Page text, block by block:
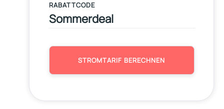
RABATTCODE
STROMTARIF BERECHNEN